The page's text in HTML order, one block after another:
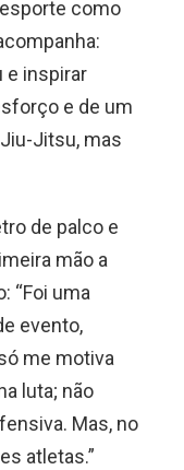
como
e inspirar
e de um
Jitsu, mas
de palco e
mão a
“Foi uma
evento,
me motiva
luta; não
Mas, no
atletas.”